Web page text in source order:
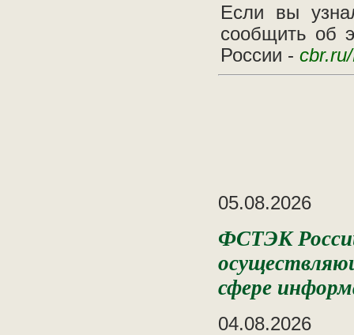
Если вы
сообщить об
России -
05.08.2026
ФСТЭК
сфере
04.08.2026